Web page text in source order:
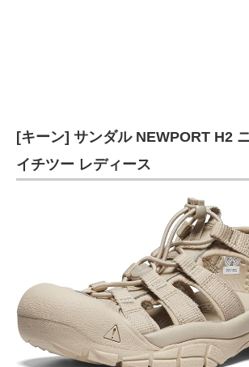
[キーン] サンダル NEWPORT H2
イチツー レディース